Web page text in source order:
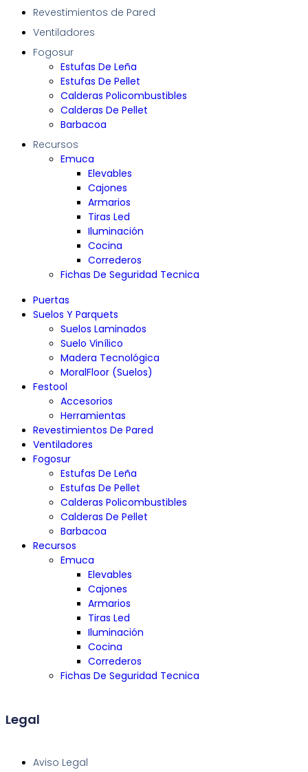
Revestimientos de Pared
Ventiladores
Fogosur
Estufas De Leña
Estufas De Pellet
Calderas Policombustibles
Calderas De Pellet
Barbacoa
Recursos
Emuca
Elevables
Cajones
Armarios
Tiras Led
Iluminación
Cocina
Correderos
Fichas De Seguridad Tecnica
Puertas
Suelos Y Parquets
Suelos Laminados
Suelo Vinílico
Madera Tecnológica
MoralFloor (Suelos)
Festool
Accesorios
Herramientas
Revestimientos De Pared
Ventiladores
Fogosur
Estufas De Leña
Estufas De Pellet
Calderas Policombustibles
Calderas De Pellet
Barbacoa
Recursos
Emuca
Elevables
Cajones
Armarios
Tiras Led
Iluminación
Cocina
Correderos
Fichas De Seguridad Tecnica
Legal
Aviso Legal